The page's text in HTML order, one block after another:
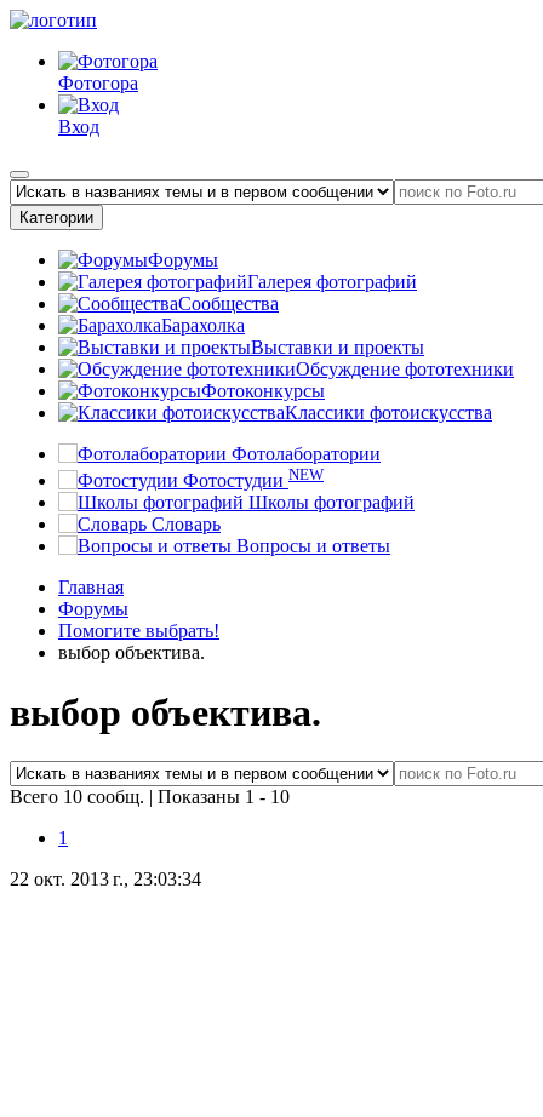
Фотогора
Вход
Категории
Форумы
Галерея фотографий
Сообщества
Барахолка
Выставки и проекты
Обсуждение фототехники
Фотоконкурсы
Классики фотоискусства
Фотолаборатории
Фотостудии NEW
Школы фотографий
Словарь
Вопросы и ответы
Главная
Форумы
Помогите выбрать!
выбор объектива.
выбор объектива.
Всего 10 сообщ. | Показаны 1 - 10
1
22 окт. 2013 г., 23:03:34